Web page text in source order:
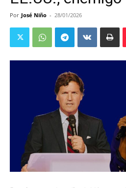
Por José Niño - 28/01/2026